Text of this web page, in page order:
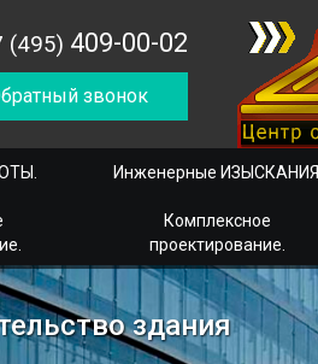
(495) 409-00-02
звонок
Инженерные ИЗЫСКАНИЯ.
Комплексное
проектирование.
здания